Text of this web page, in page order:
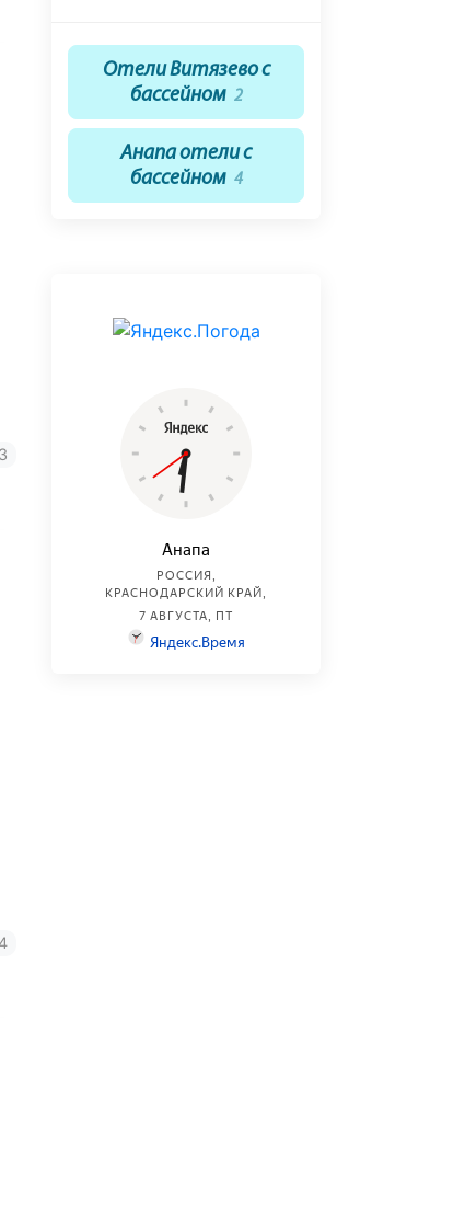
Отели Витязево с
бассейном 2
Анапа отели с
бассейном 4